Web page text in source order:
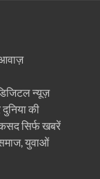
न्यूज़
की
सिर्फ खबरें
समाज, युवाओं